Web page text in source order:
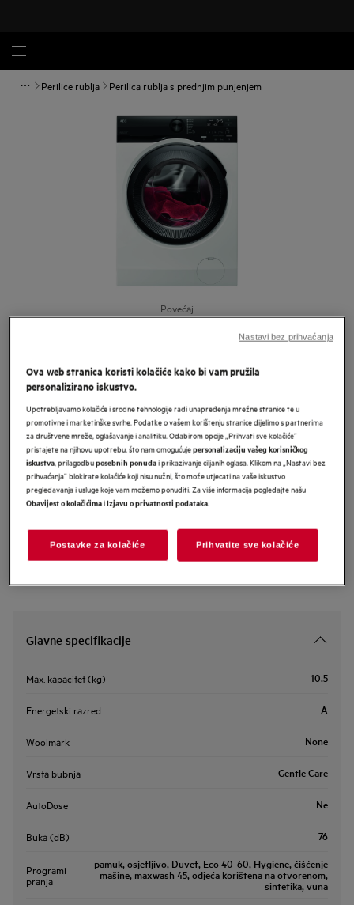
Perilice rublja Perilica rublja s prednjim punjenjem
Povećaj
LFR6G544E
AEG 6000 Series perilica rublja 10.5
i 1400 okretaja
Informacijski list proizvoda
2023/988 navedeni su u poglavljima 1 i 2 korisničkog priručnika.
Za sigurno korištenje proizvoda pročitajte cijeli korisnički
priručnik.
Glavne specifikacije
Max. kapacitet (kg) 10.5
Energetski razred A
Woolmark None
Vrsta bubnja Gentle Care
AutoDose Ne
Buka (dB) 76
Programi
pranja
pamuk, osjetljivo, Duvet, Eco 40-60, Hygiene, čišćenje
mašine, maxwash 45, odjeća korištena na otvorenom,
sintetika, vuna
Ova web stranica koristi kolačiće kako bi vam pružila
personalizirano iskustvo.
Upotrebljavamo kolačiće i srodne tehnologije radi unapređenja mrežne stranice te u
promotivne i marketinške svrhe. Podatke o vašem korištenju stranice dijelimo s partnerima
za društvene mreže, oglašavanje i analitiku. Odabirom opcije „Prihvati sve kolačiće”
pristajete na njihovu upotrebu, što nam omogućujepersonalizaciju vašeg korisničkog
iskustva, prilagodbuposebnih ponudai prikazivanje ciljanih oglasa. Klikom na „Nastavi bez
prihvaćanja” blokirate kolačiće koji nisu nužni, što može utjecati na vaše iskustvo
pregledavanja i usluge koje vam možemo ponuditi. Za više informacija pogledajte našu
Obavijest o kolačićimaiIzjavu o privatnosti podataka.
Postavke za kolačiće Prihvatite sve kolačiće
Nastavi bez prihvaćanja